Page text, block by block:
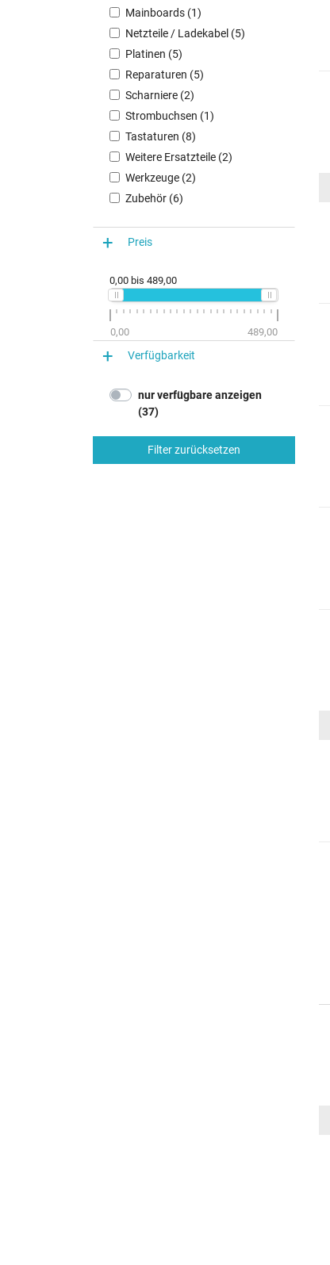
Mainboards (1)
Netzteile / Ladekabel (5)
Platinen (5)
Reparaturen (5)
Scharniere (2)
Strombuchsen (1)
Tastaturen (8)
Weitere Ersatzteile (2)
Werkzeuge (2)
Zubehör (6)
Preis
0,00 bis 489,00
0,00 489,00
Verfügbarkeit
nur verfügbare anzeigen
(37)
Filter zurücksetzen